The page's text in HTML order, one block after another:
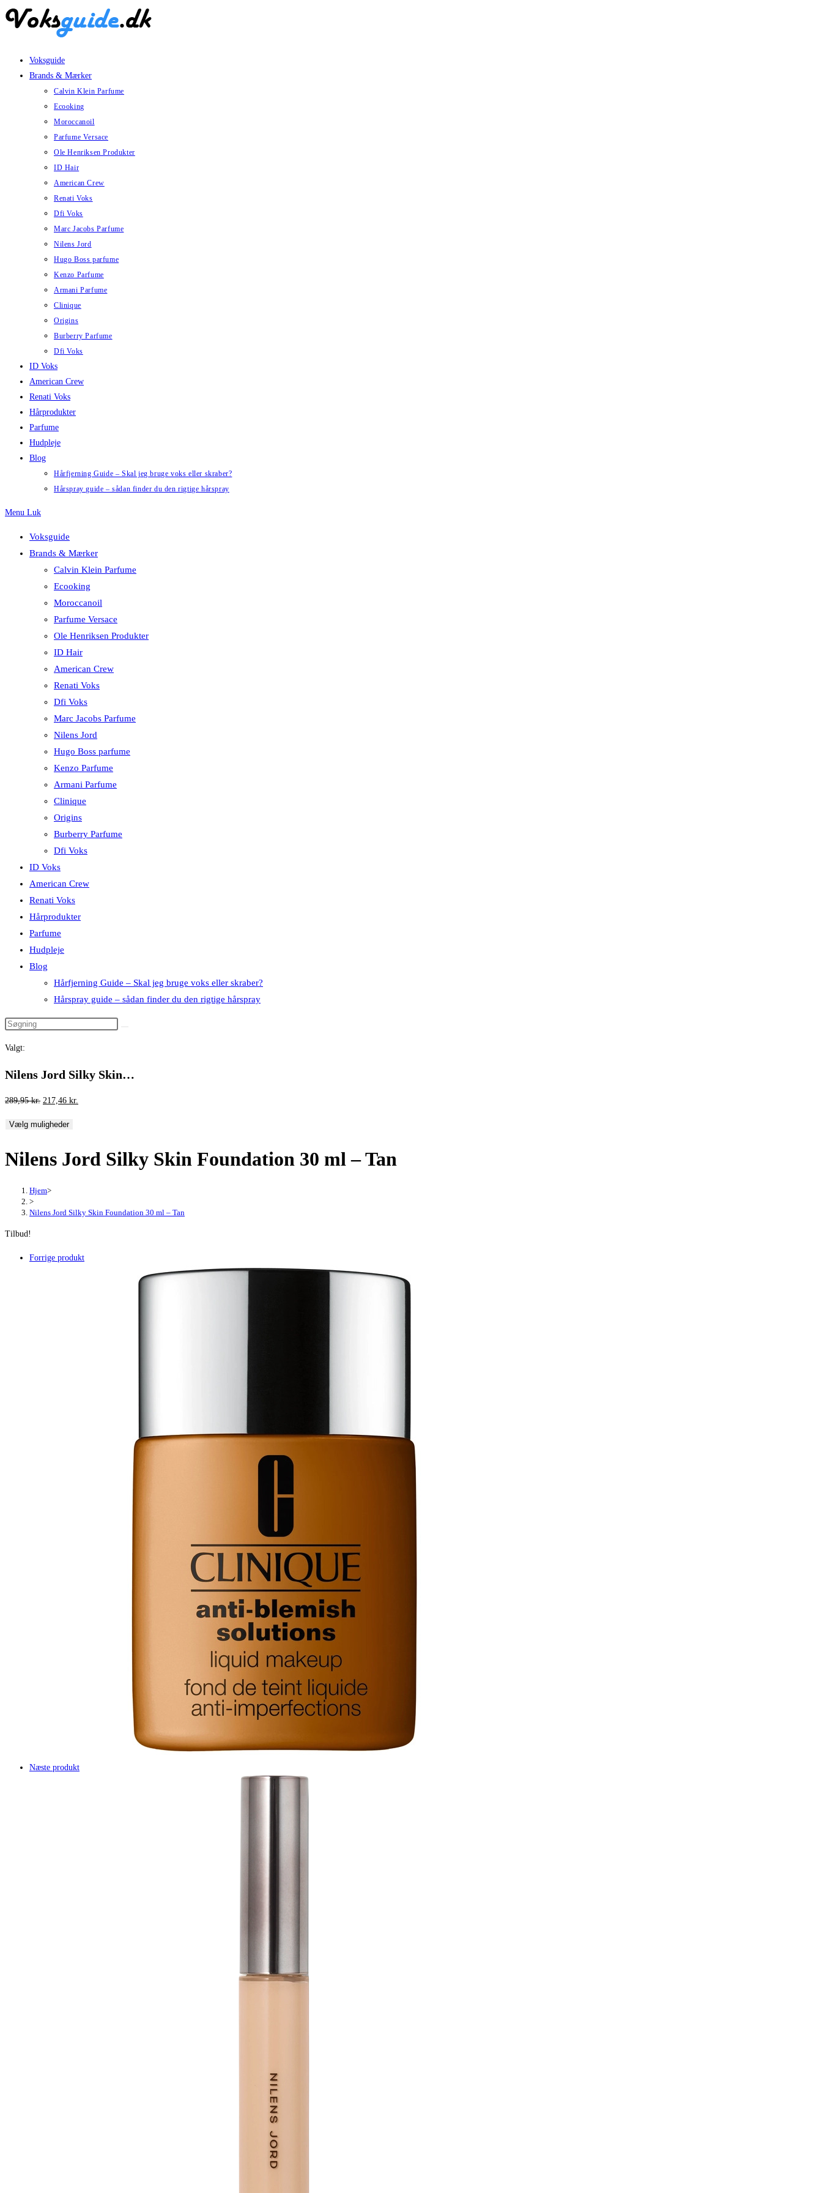
Skip
Voksguide
Brands & Mærker
Calvin Klein Parfume
Ecooking
Moroccanoil
Parfume Versace
Ole Henriksen Produkter
ID Hair
American Crew
Renati Voks
Dfi Voks
Marc Jacobs Parfume
Nilens Jord
Hugo Boss parfume
Kenzo Parfume
Armani Parfume
Clinique
Origins
Burberry Parfume
Dfi Voks
ID Voks
American Crew
Renati Voks
Hårprodukter
Parfume
Hudpleje
Blog
Hårfjerning Guide – Skal jeg bruge voks eller skraber?
Hårspray guide – sådan finder du den rigtige hårspray
Menu Luk
Voksguide
Brands & Mærker
Calvin Klein Parfume
Ecooking
Moroccanoil
Parfume Versace
Ole Henriksen Produkter
ID Hair
American Crew
Renati Voks
Dfi Voks
Marc Jacobs Parfume
Nilens Jord
Hugo Boss parfume
Kenzo Parfume
Armani Parfume
Clinique
Origins
Burberry Parfume
Dfi Voks
ID Voks
American Crew
Renati Voks
Hårprodukter
Parfume
Hudpleje
Blog
Hårfjerning Guide – Skal jeg bruge voks eller skraber?
Hårspray guide – sådan finder du den rigtige hårspray
Valgt:
Nilens Jord Silky Skin…
289,95kr. Den
pris
289,95 kr..
217,46 kr.
217,46 kr..
Vælg muligheder
Nilens Jord Silky Skin Foundation 30 ml – Tan
Hjem>
>
Nilens Jord Silky Skin Foundation 30 ml – Tan
Tilbud!
Forrige produkt
Næste produkt